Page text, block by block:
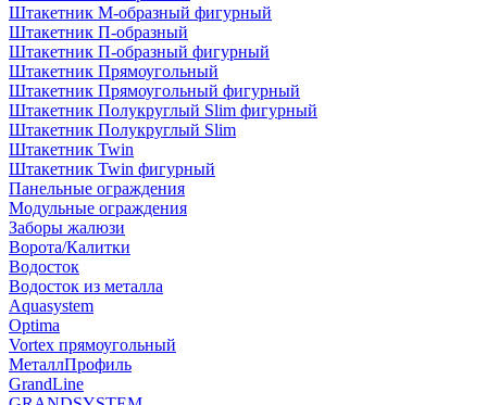
Штакетник М-образный фигурный
Штакетник П-образный
Штакетник П-образный фигурный
Штакетник Прямоугольный
Штакетник Прямоугольный фигурный
Штакетник Полукруглый Slim фигурный
Штакетник Полукруглый Slim
Штакетник Twin
Штакетник Twin фигурный
Панельные ограждения
Модульные ограждения
Заборы жалюзи
Ворота/Калитки
Водосток
Водосток из металла
Aquasystem
Optima
Vortex прямоугольный
МеталлПрофиль
GrandLine